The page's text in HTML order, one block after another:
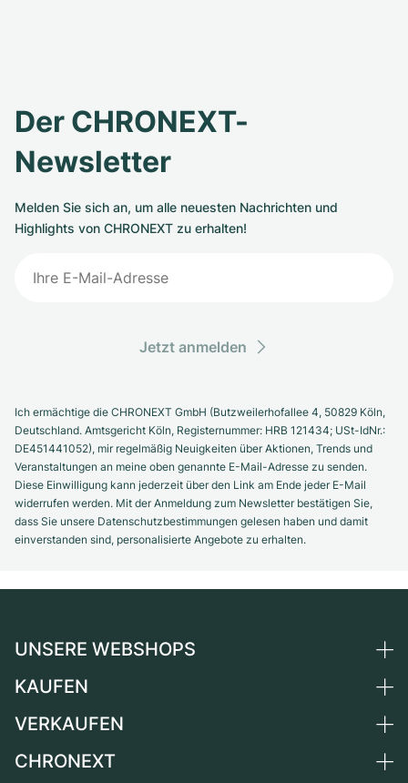
Der CHRONEXT-
Newsletter
Melden Sie sich an, um alle neuesten Nachrichten und
Highlights von CHRONEXT zu erhalten!
Jetzt anmelden
Ich ermächtige die CHRONEXT GmbH (Butzweilerhofallee 4, 50829 Köln,
Deutschland. Amtsgericht Köln, Registernummer: HRB 121434; USt-IdNr.:
DE451441052), mir regelmäßig Neuigkeiten über Aktionen, Trends und
Veranstaltungen an meine oben genannte E-Mail-Adresse zu senden.
Diese Einwilligung kann jederzeit über den Link am Ende jeder E-Mail
widerrufen werden. Mit der Anmeldung zum Newsletter bestätigen Sie,
dass Sie unsere Datenschutzbestimmungen gelesen haben und damit
einverstanden sind, personalisierte Angebote zu erhalten.
UNSERE WEBSHOPS
Deutschland
Schweiz
KAUFEN
Alle Luxusuhren
VERKAUFEN
Uhr verkaufen
CHRONEXT